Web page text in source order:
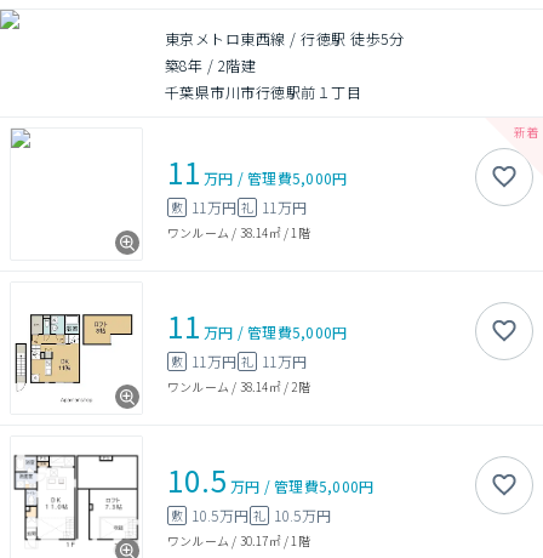
東京メトロ東西線 / 行徳駅 徒歩5分
築8年 / 2階建
千葉県市川市行徳駅前１丁目
11 万円 /管理費5,000円
敷 11万円 礼 11万円
ワンルーム / 38.14㎡/ 1階
11 万円 /管理費5,000円
敷 11万円 礼 11万円
ワンルーム / 38.14㎡/ 2階
10.5 万円 /管理費5,000円
敷 10.5万円 礼 10.5万円
ワンルーム / 30.17㎡/ 1階